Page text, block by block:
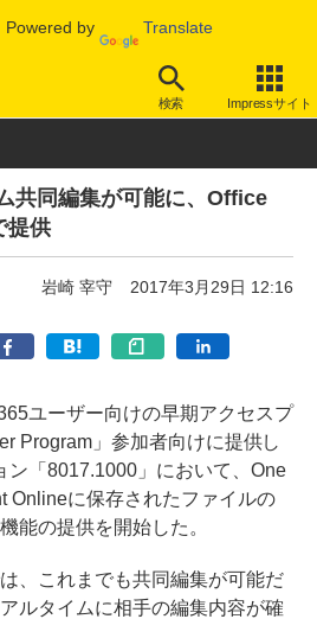
Powered by Translate
検索 Impressサイト
/ソフト ソフトウェア ビジネスソ
共同編集が可能に、Office
提供
岩崎 宰守 2017年3月29日 12:16
ユーザー向けの早期アクセスプ
Program」参加者向けに提供し
ン「8017.1000」において、One
Onlineに保存されたファイルの
能の提供を開始した。
、これまでも共同編集が可能だ
ルタイムに相手の編集内容が確